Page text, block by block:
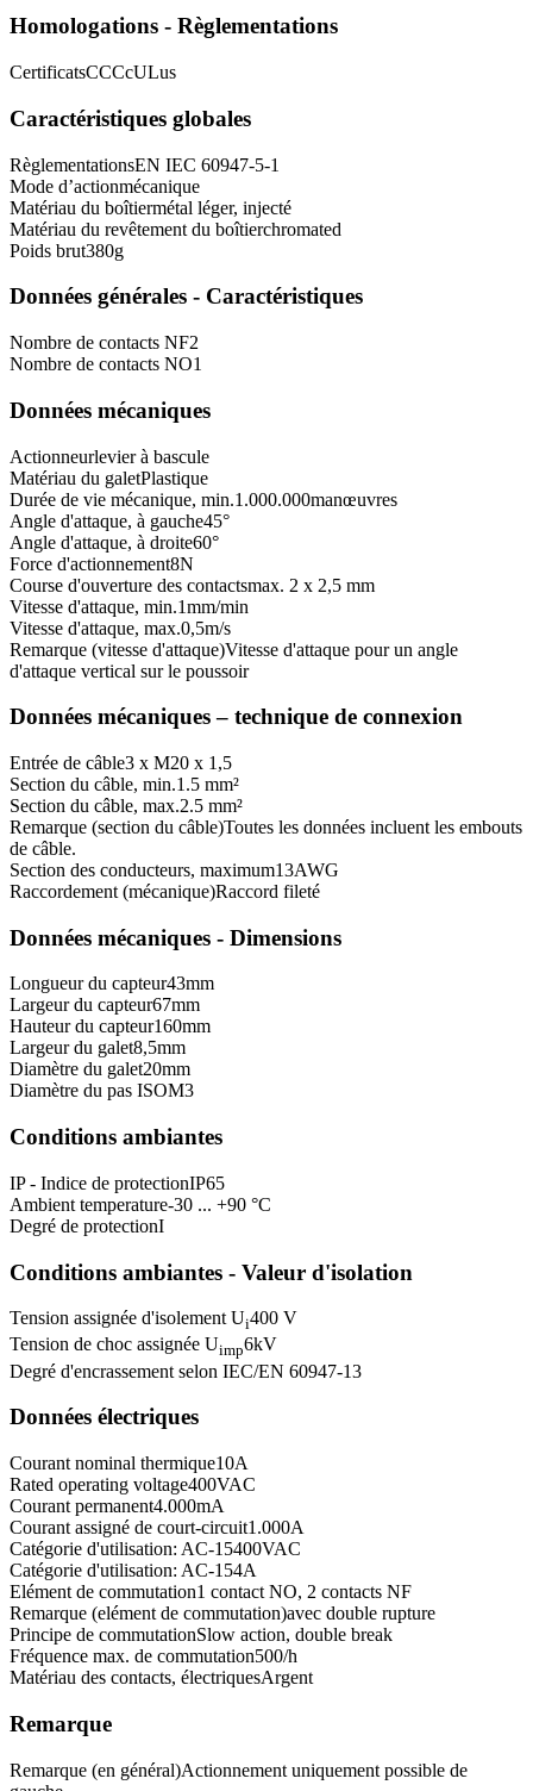
Homologations - Règlementations
CertificatsCCCcULus
Caractéristiques globales
RèglementationsEN IEC 60947-5-1
Mode d’actionmécanique
Matériau du boîtiermétal léger, injecté
Matériau du revêtement du boîtierchromated
Poids brut380g
Données générales - Caractéristiques
Nombre de contacts NF2
Nombre de contacts NO1
Données mécaniques
Actionneurlevier à bascule
Matériau du galetPlastique
Durée de vie mécanique, min.1.000.000manœuvres
Angle d'attaque, à gauche45°
Angle d'attaque, à droite60°
Force d'actionnement8N
Course d'ouverture des contactsmax. 2 x 2,5 mm
Vitesse d'attaque, min.1mm/min
Vitesse d'attaque, max.0,5m/s
Remarque (vitesse d'attaque)Vitesse d'attaque pour un angle
d'attaque vertical sur le poussoir
Données mécaniques – technique de connexion
Entrée de câble3 x M20 x 1,5
Section du câble, min.1.5 mm²
Section du câble, max.2.5 mm²
Remarque (section du câble)Toutes les données incluent les embouts
de câble.
Section des conducteurs, maximum13AWG
Raccordement (mécanique)Raccord fileté
Données mécaniques - Dimensions
Longueur du capteur43mm
Largeur du capteur67mm
Hauteur du capteur160mm
Largeur du galet8,5mm
Diamètre du galet20mm
Diamètre du pas ISOM3
Conditions ambiantes
IP - Indice de protectionIP65
Ambient temperature-30 ... +90 °C
Degré de protectionI
Conditions ambiantes - Valeur d'isolation
Tension assignée d'isolement Ui400 V
Tension de choc assignée Uimp6kV
Degré d'encrassement selon IEC/EN 60947-13
Données électriques
Courant nominal thermique10A
Rated operating voltage400VAC
Courant permanent4.000mA
Courant assigné de court-circuit1.000A
Catégorie d'utilisation: AC-15400VAC
Catégorie d'utilisation: AC-154A
Elément de commutation1 contact NO, 2 contacts NF
Remarque (elément de commutation)avec double rupture
Principe de commutationSlow action, double break
Fréquence max. de commutation500/h
Matériau des contacts, électriquesArgent
Remarque
Remarque (en général)Actionnement uniquement possible de